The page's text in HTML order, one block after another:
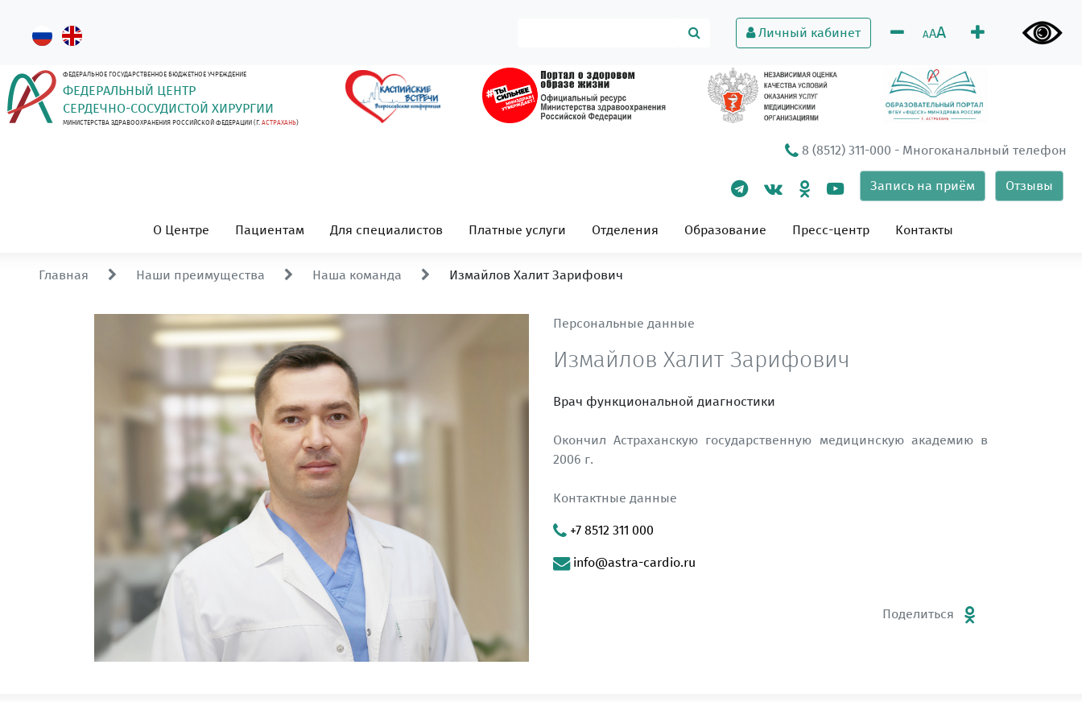
Личный кабинет AAA
ФЕДЕРАЛЬНОЕ ГОСУДАРСТВЕННОЕ БЮДЖЕТНОЕ УЧРЕЖДЕНИЕ
ФЕДЕРАЛЬНЫЙ ЦЕНТР
СЕРДЕЧНО-СОСУДИСТОЙ ХИРУРГИИ
МИНИСТЕРСТВА ЗДРАВООХРАНЕНИЯ РОССИЙСКОЙ ФЕДЕРАЦИИ (Г. АСТРАХАНЬ)
8 (8512) 311-000 - Многоканальный телефон
Запись на приём Отзывы
О Центре Пациентам Для специалистов Платные услуги Отделения Образование Пресс-центр Контакты
Главная Наши преимущества Наша команда Измайлов Халит Зарифович
Персональные данные
Измайлов Халит Зарифович
Врач функциональной диагностики
Окончил Астраханскую государственную медицинскую академию в
2006 г.
Контактные данные
+7 8512 311 000
info@astra-cardio.ru
Поделиться